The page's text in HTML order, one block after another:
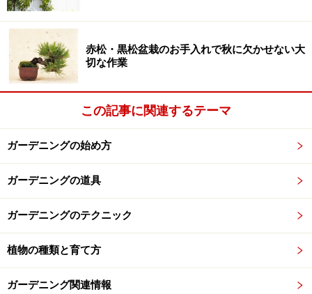
タイムは耐寒性もあるので、戸外での冬越しが可能で
す。ただし寒冷地では、霜で葉が黒くなってしまうこと
があります。春には新芽がでますが、降霜前に一度刈り
込みをして、マルチングを施しておくとよいでしょう。
鉢植えは特に、冬の水やりを忘れてしまいがちなので注
タイムの水やりと肥料のあげ方
這うように広がる、クリーピングタイム
タイムは乾燥気味が好きなので、水のやり過ぎに注意し
理は特に難しくありません。枝葉が茂っている場合は、
赤松・黒松盆栽のお手入れで秋に欠かせない大
切な作業
この記事に関連するテーマ
ガーデニングの始め方
ガーデニングの道具
ガーデニングのテクニック
植物の種類と育て方
ガーデニング関連情報